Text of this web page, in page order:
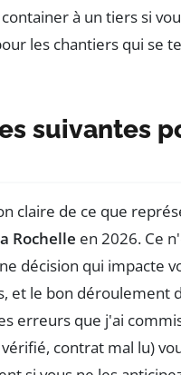
à un tiers si
les chantiers qui se
suivantes
claire de ce que
Rochelle en 2026. Ce
décision qui impacte
et le bon déroulement
erreurs que j'ai
contrat mal lu)